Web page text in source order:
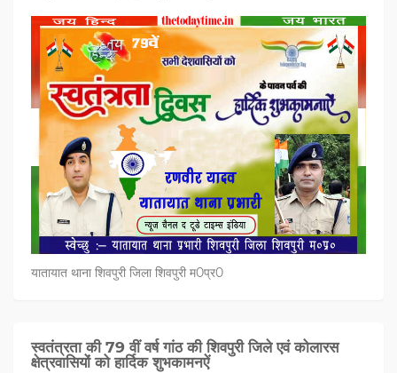
यातायात थाना शिवपुरी जिला शिवपुरी म0प्र0
स्वतंत्रता की 79 वीं वर्ष गांठ की शिवपुरी जिले एवं कोलारस
क्षेत्रवासियों को हार्दिक शुभकामनऐं